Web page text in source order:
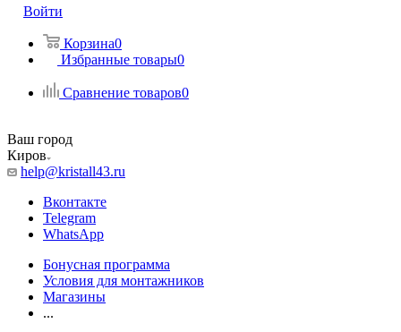
Войти
Корзина0
Избранные товары0
Сравнение товаров0
Ваш город
Киров
help@kristall43.ru
Вконтакте
Telegram
WhatsApp
Бонусная программа
Условия для монтажников
Магазины
...